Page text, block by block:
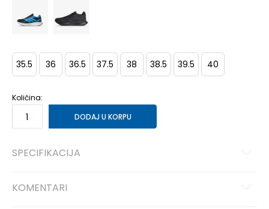
35.5 36 36.5 37.5 38 38.5 39.5 40
Količina:
DODAJ U KORPU
SPECIFIKACIJA
KOMENTARI